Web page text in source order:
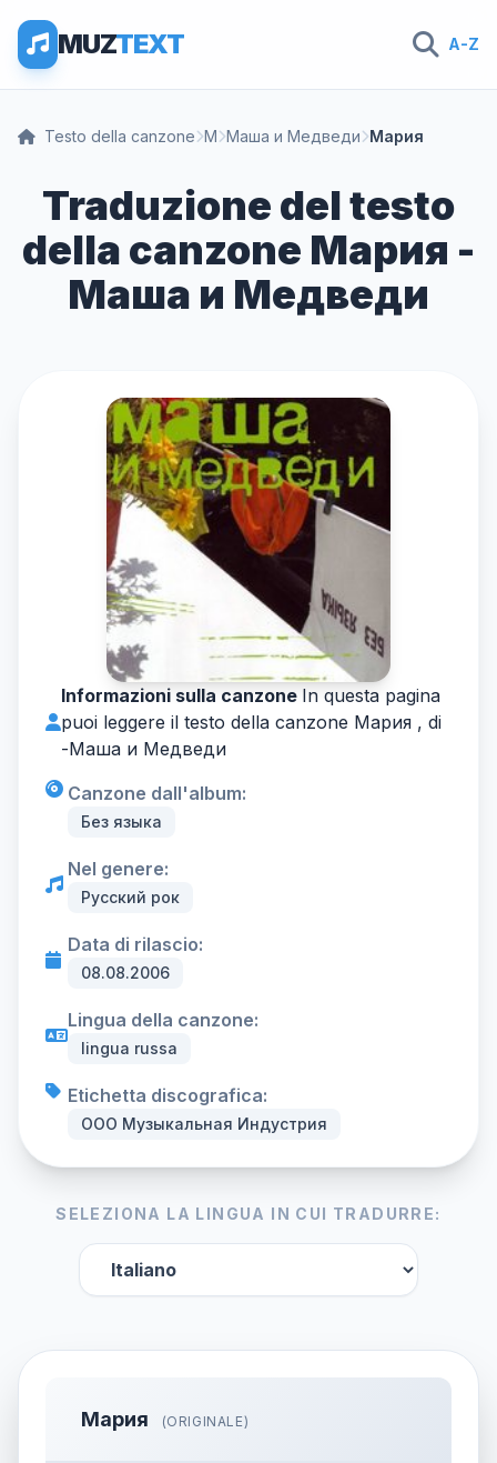
MUZTEXT A-Z
Testo della canzone М Маша и Медведи Мария
Traduzione del testo
della canzone Мария -
Маша и Медведи
Informazioni sulla canzone In questa pagina
puoi leggere il testo della canzone Мария , di
-Маша и Медведи
Canzone dall'album:
Без языка
Nel genere:
Русский рок
Data di rilascio:
08.08.2006
Lingua della canzone:
lingua russa
Etichetta discografica:
ООО Музыкальная Индустрия
SELEZIONA LA LINGUA IN CUI TRADURRE:
Мария (ORIGINALE)